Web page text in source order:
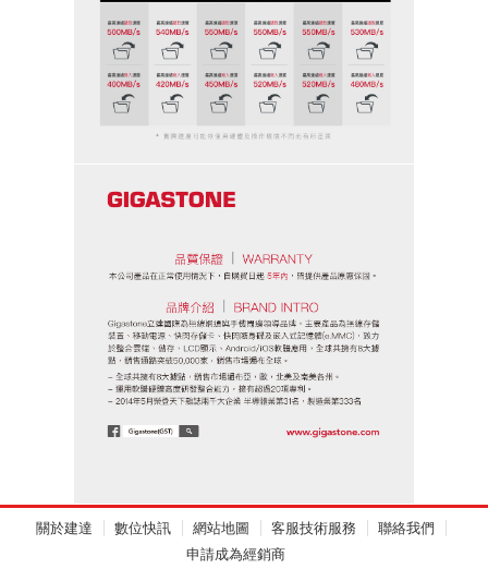
關於建達 數位快訊 網站地圖 客服技術服務
聯絡我們
申請成為經銷商